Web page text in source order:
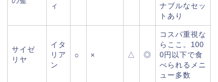
ィ
ナブルなセッ
トあり
サイゼ
リヤ
イタ
リア
ン
○ × △ ◎
コスパ重視な
らここ。100
0円以下で食
べられるメニ
ュー多数